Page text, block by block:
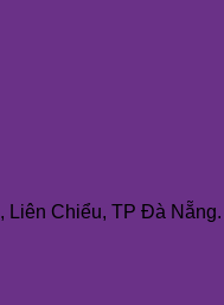
Liên Chiểu, TP Đà Nẵng.